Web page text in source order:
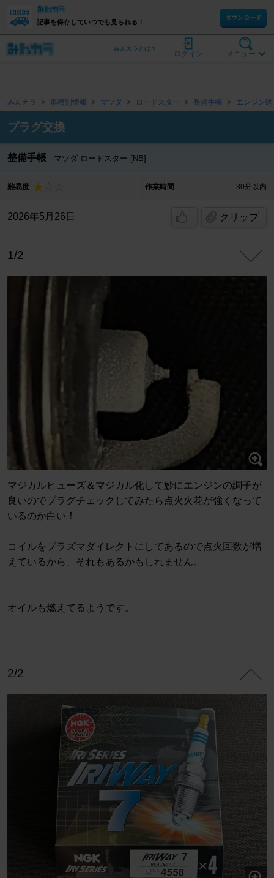
記事を保存していつでも見られる！
ダウンロード
メニュー
ログイン
みんカラとは？
みんカラ 車種別情報 マツダ ロードスター 整備手帳 エンジン
プラグ交換
整備手帳 マツダ ロードスター [NB]
難易度 作業時間 30分以内
2026年5月26日 クリップ
1/2
マジカルヒューズ＆マジカル化して妙にエンジンの調子が
良いのでプラグチェックしてみたら点火火花が強くなって
いるのか白い！
コイルをプラズマダイレクトにしてあるので点火回数が増
えているから、それもあるかもしれません。
オイルも燃えてるようです。
2/2